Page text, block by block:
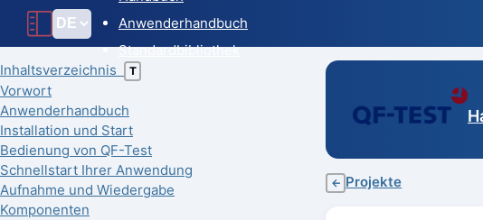
Anwenderhandbuch
Standardbibliothek
Inhaltsverzeichnis T
Vorwort
Anwenderhandbuch
Installation und Start
Bedienung von QF-Test
Schnellstart Ihrer Anwendung
Aufnahme und Wiedergabe
Komponenten
← Projekte